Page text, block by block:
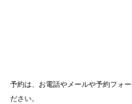
予約は、お電話やメールや予約フォ
ださい。